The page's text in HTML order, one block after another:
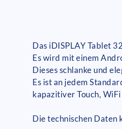
Das iDISPLAY Tablet
Es wird mit einem
Dieses schlanke und
Es ist an jedem
kapazitiver Touch,
Die technischen Daten